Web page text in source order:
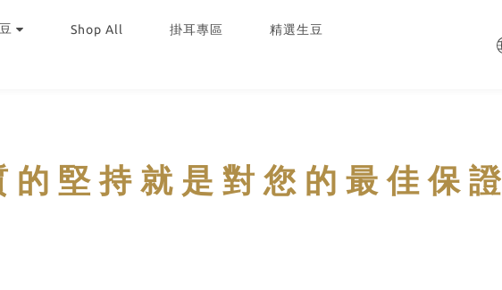
Shop All 掛耳專區 精選生豆
的 堅 持 就 是 對 您 的 最 佳 保 證